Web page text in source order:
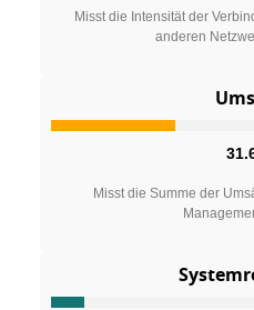
Misst die Intensität der
anderen
Misst die Summe der